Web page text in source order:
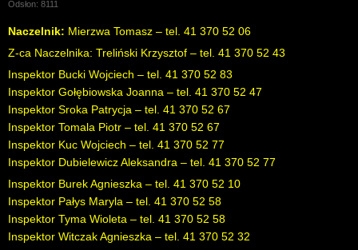
Odsłon: 8111
Naczelnik: Mierzwa Tomasz – tel. 41 370 52 06
Z-ca Naczelnika: Treliński Krzysztof – tel. 41 370 52 43
Inspektor Bucki Wojciech – tel. 41 370 52 83
Inspektor Gołębiowska Joanna – tel. 41 370 52 47
Inspektor Sroka Patrycja – tel. 41 370 52 67
Inspektor Tomala Piotr – tel. 41 370 52 67
Inspektor Kuc Wojciech – tel. 41 370 52 77
Inspektor Dubielewicz Aleksandra – tel. 41 370 52 77
Inspektor Burek Agnieszka – tel. 41 370 52 10
Inspektor Pałys Maryla – tel. 41 370 52 58
Inspektor Tyma Wioleta – tel. 41 370 52 58
Inspektor Witczak Agnieszka – tel. 41 370 52 32